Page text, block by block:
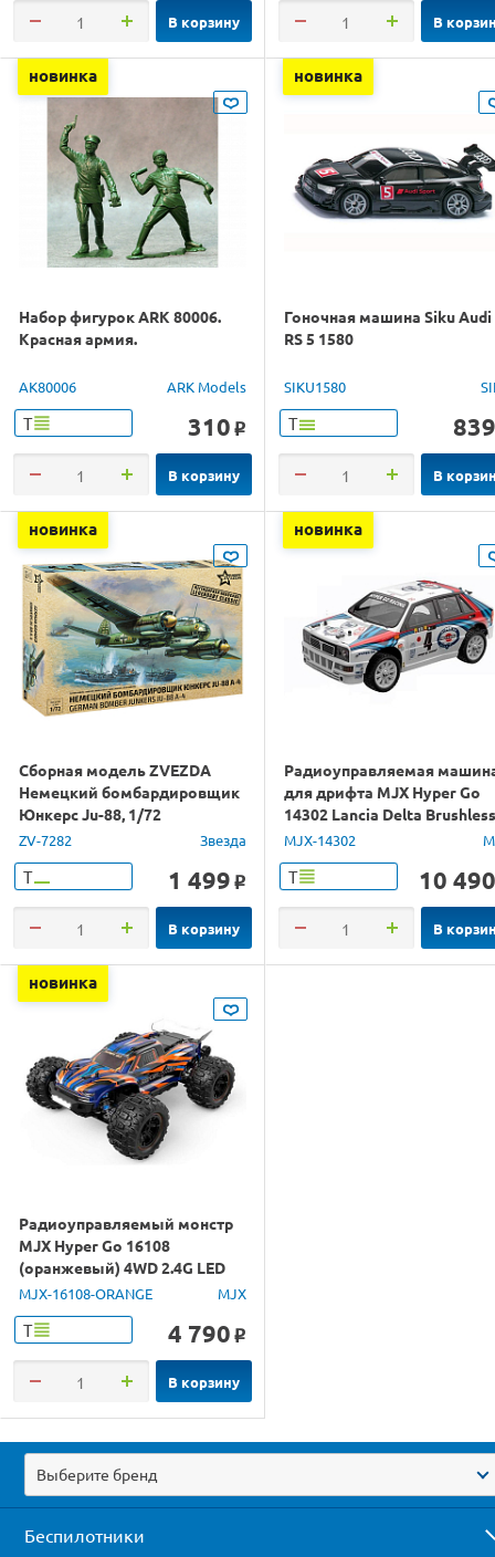
В корзину В
новинка
Набор фигурок ARK 80006.
Красная армия.
AK80006 ARK Models
Т 310 o
В корзину
новинка
Гоночная машина Siku Audi
RS 5 1580
SIKU1580
Т 839
В
новинка
Сборная модель ZVEZDA
Немецкий бомбардировщик
Юнкерс Ju-88, 1/72
ZV-7282 Звезда
Т 1 499 o
В корзину
новинка
Радиоуправляемая
для дрифта MJX Hyper Go
14302 Lancia Delta Brushless
4WD 2.4G LED 1/14 RTR
MJX-14302
Т 10 490
В
новинка
Радиоуправляемый монстр
MJX Hyper Go 16108
(оранжевый) 4WD 2.4G LED
1/16 RTR
MJX-16108-ORANGE MJX
Т 4 790 o
В корзину
Выберите бренд
Беспилотники